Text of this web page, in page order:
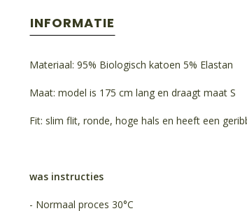
INFORMATIE
Materiaal: 95% Biologisch katoen 5% Elastan
Maat: model is 175 cm lang en draagt maat S
Fit: slim flit, ronde, hoge hals en heeft een
was instructies
- Normaal proces 30°C